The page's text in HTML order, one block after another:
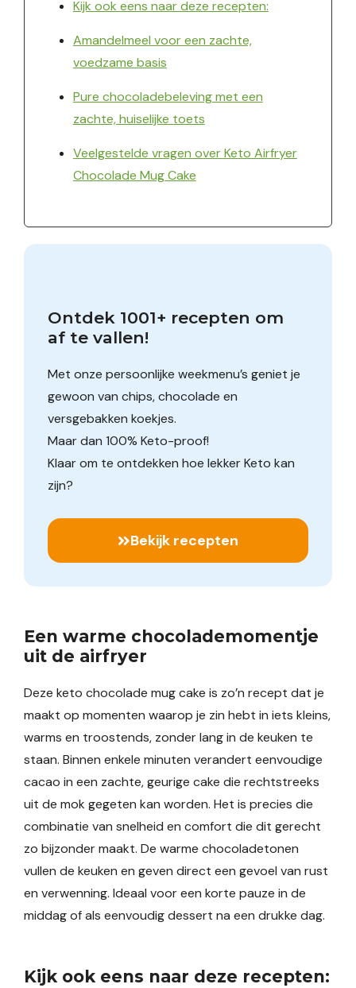
Kijk ook eens naar deze recepten:
Amandelmeel voor een zachte,
voedzame basis
Pure chocoladebeleving met een
zachte, huiselijke toets
Veelgestelde vragen over Keto Airfryer
Chocolade Mug Cake
Ontdek 1001+ recepten om
af te vallen!
Met onze persoonlijke weekmenu’s geniet je
gewoon van chips, chocolade en
versgebakken koekjes.
Maar dan 100% Keto-proof!
Klaar om te ontdekken hoe lekker Keto kan
zijn?
Bekijk recepten
Een warme chocolademomentje
uit de airfryer
Deze keto chocolade mug cake is zo’n recept dat je
maakt op momenten waarop je zin hebt in iets kleins,
warms en troostends, zonder lang in de keuken te
staan. Binnen enkele minuten verandert eenvoudige
cacao in een zachte, geurige cake die rechtstreeks
uit de mok gegeten kan worden. Het is precies die
combinatie van snelheid en comfort die dit gerecht
zo bijzonder maakt. De warme chocoladetonen
vullen de keuken en geven direct een gevoel van rust
en verwenning. Ideaal voor een korte pauze in de
middag of als eenvoudig dessert na een drukke dag.
Kijk ook eens naar deze recepten: